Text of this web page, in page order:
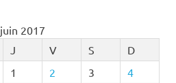
juin 2017
J V S
D
1
2 3
4